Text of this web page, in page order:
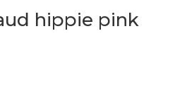
hippie pink